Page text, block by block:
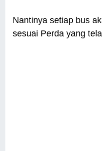
Nantinya setiap bus
sesuai Perda yang